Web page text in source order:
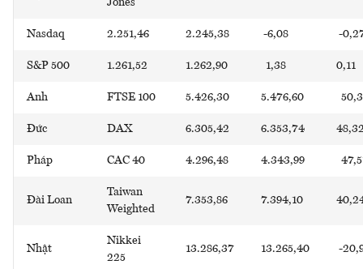
Jones
Nasdaq 2.251,46 2.245,38 -6,08 -
S&P 500 1.261,52 1.262,90 1,38 0,11
Anh FTSE 100 5.426,30 5.476,60
Đức DAX 6.305,42 6.353,74
Pháp CAC 40 4.296,48 4.343,99
Đài Loan
Taiwan
Weighted
7.353,86 7.394,10
Nhật
Nikkei
225
13.286,37 13.265,40 -